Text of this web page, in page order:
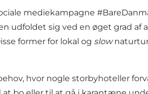
mediekampagne
sig ved en øget grad af
former for lokal og slow
hvor nogle storbyhoteller